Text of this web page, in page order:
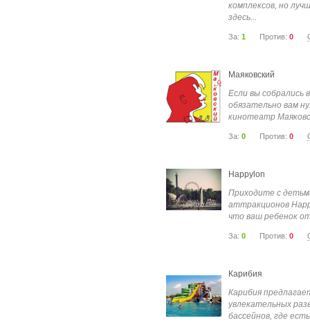
комплексов, но
здесь...
За: 1 Против: 0
Маяковский
Если вы собрались
обязательно вам
кинотеатр
За: 0 Против: 0
Happylon
Приходите с
аттракционов
что ваш ребенок
За: 0 Против: 0
Карибия
Карибия
увлекательных
бассейнов, где